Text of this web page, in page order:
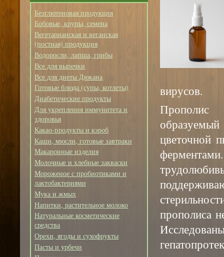
Безглютеновая продукция
Бобовые, крупы, семена
Вегетарианская и веганская
(постная) продукция
Водоросли, лапша, грибы
Все для выпечки
Все для диеты Дюкана
Готовые блюда (супы, котлеты)
Диабетические продукты
Для укрепления иммунитета и
здоровья
Какао-продукты и кэроб
Каши, мюсли, готовые завтраки
Макаронные изделия
Молочные и хлебные закваски
Мороженое с пробиотиками и
лактобактериями
Мука и жмых
Напитки, растительное молоко
Натуральные косметические
средства
Орехи, ягоды и сухофрукты
Пасты и урбечи
вирусов.
Прополис
цветочной
прополиса